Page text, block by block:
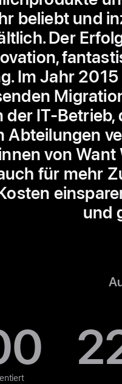
beliebt und
Der
Im Jahr
der IT-Betrieb,
Abteilungen
von
für mehr
und